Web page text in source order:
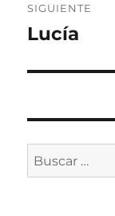
SIGUIENTE
Entrada
Lucía
Buscar
por: